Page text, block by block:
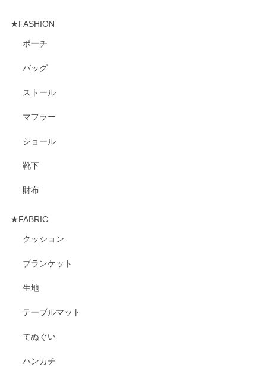
★FASHION
ポーチ
バッグ
ストール
マフラー
ショール
靴下
財布
★FABRIC
クッション
ブランケット
生地
テーブルマット
てぬぐい
ハンカチ